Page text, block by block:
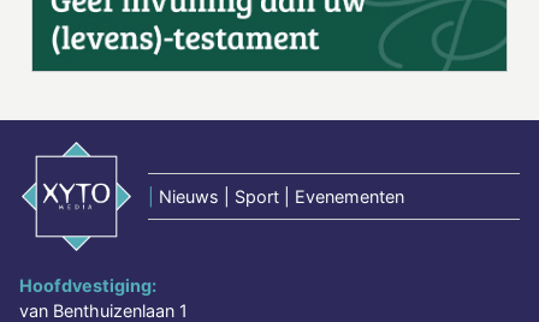
Nieuws | Sport | Evenementen
Hoofdvestiging:
van Benthuizenlaan 1